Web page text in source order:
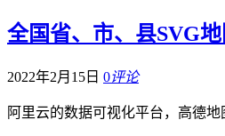
全国省、市、县SVG
2022年2月15日 0评论
阿里云的数据可视化平台，高德地